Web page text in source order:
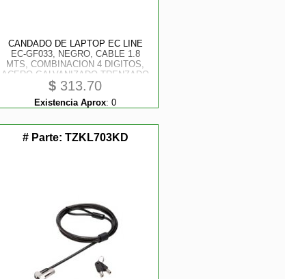
CANDADO DE LAPTOP EC LINE
EC-GF033, NEGRO, CABLE 1.8
MTS, COMBINACION 4 DIGITOS,
ACERO GALVANIZADO TRENZADO
REVESTIDO CON VINIL
TRANSPARENTE, ROTACION 360
DOBLE EJE
$ 313.70
Existencia Aprox: 0
# Parte: TZKL703KD